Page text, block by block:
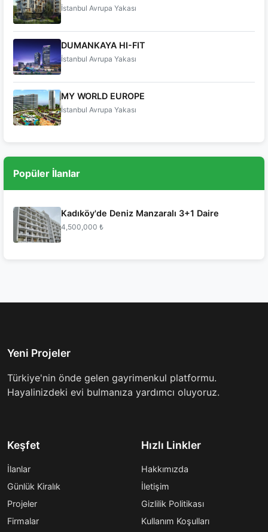
İstanbul Avrupa Yakası
DUMANKAYA HI-FIT
İstanbul Avrupa Yakası
MY WORLD EUROPE
İstanbul Avrupa Yakası
Popüler İlanlar
Kadıköy'de Deniz Manzaralı 3+1 Daire
4,500,000 ₺
Yeni Projeler
Türkiye'nin önde gelen gayrimenkul platformu.
Hayalinizdeki evi bulmanıza yardımcı oluyoruz.
Keşfet
İlanlar
Günlük Kiralık
Projeler
Firmalar
Hızlı Linkler
Hakkımızda
İletişim
Gizlilik Politikası
Kullanım Koşulları